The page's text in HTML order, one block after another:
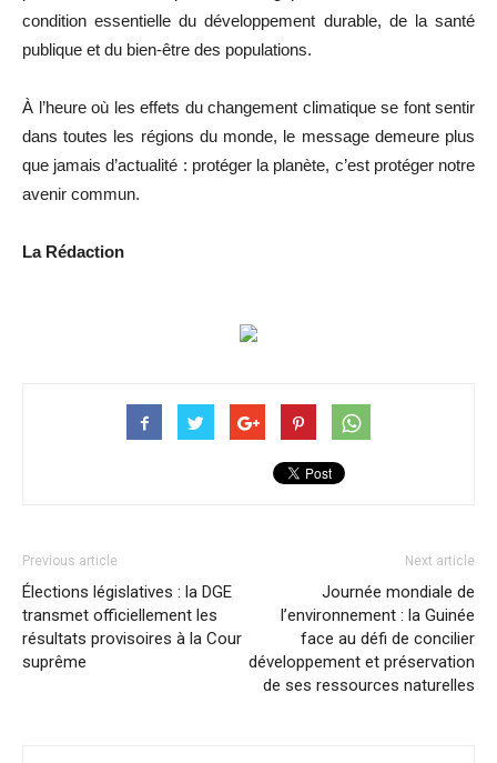
condition essentielle du développement durable, de la santé
publique et du bien-être des populations.
À l’heure où les effets du changement climatique se font sentir
dans toutes les régions du monde, le message demeure plus
que jamais d’actualité : protéger la planète, c’est protéger notre
avenir commun.
La Rédaction
Previous article
Élections législatives : la DGE
transmet officiellement les
résultats provisoires à la Cour
suprême
Next article
Journée mondiale de
l’environnement : la Guinée
face au défi de concilier
développement et préservation
de ses ressources naturelles